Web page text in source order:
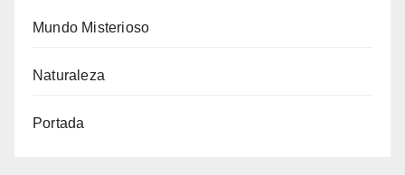
Mundo Misterioso
Naturaleza
Portada